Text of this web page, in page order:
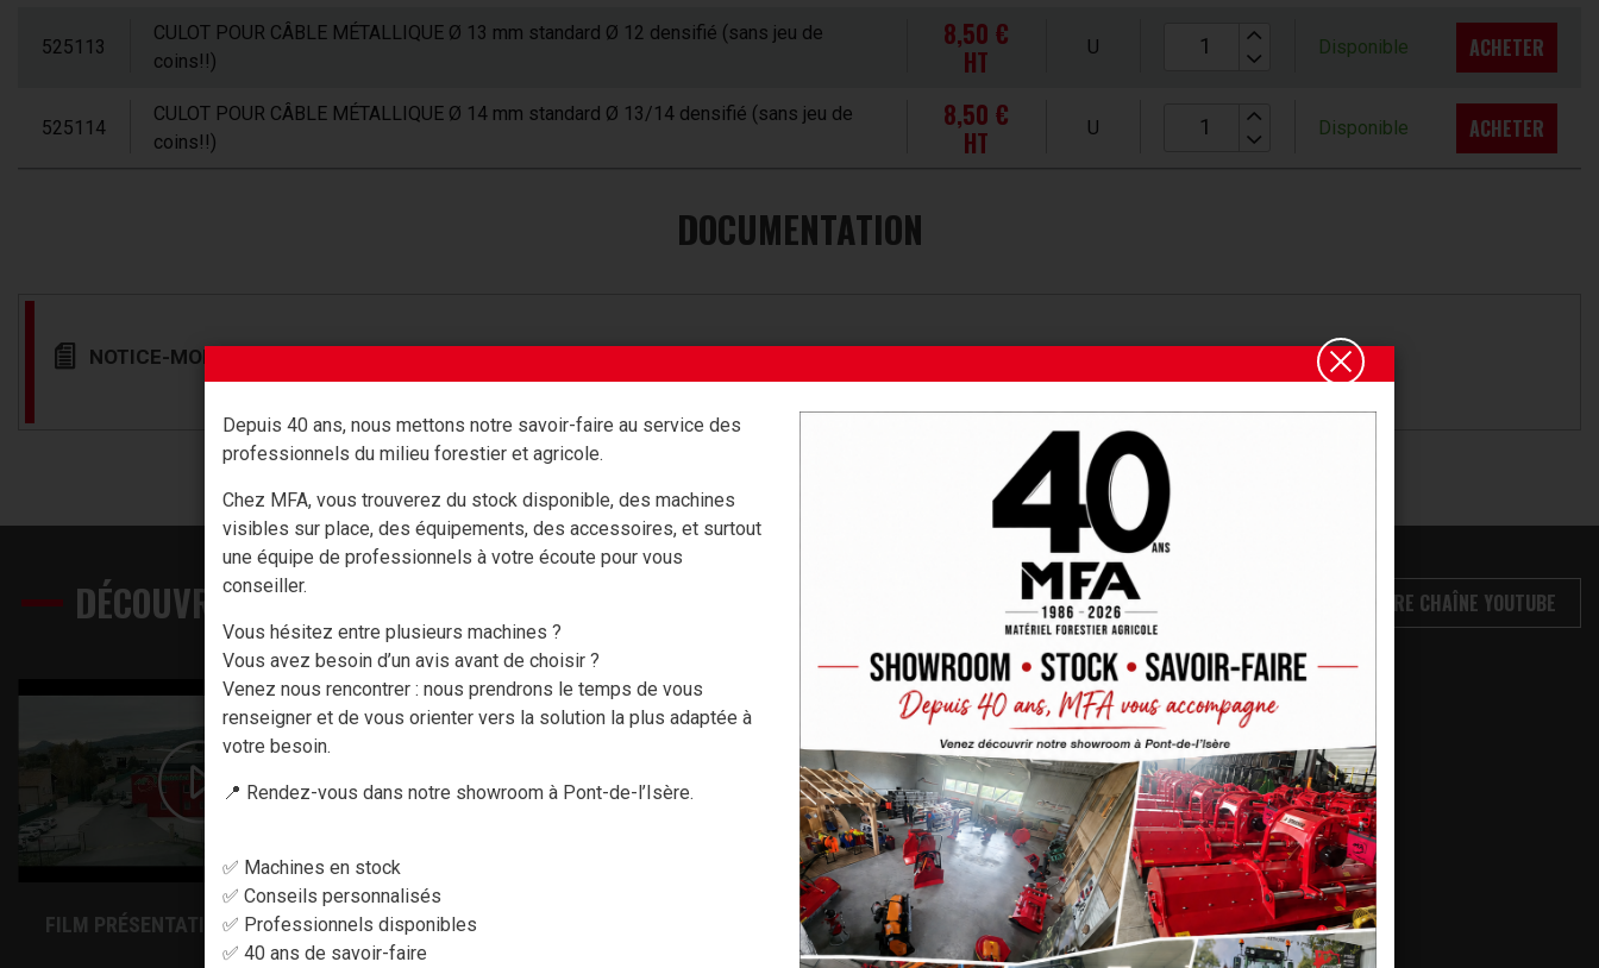
525113
CULOT POUR CÂBLE MÉTALLIQUE Ø 13 mm standard Ø 12 densifié (sans jeu de
coins!!)
8,50 €
HT
U Disponible ACHETER
525114
CULOT POUR CÂBLE MÉTALLIQUE Ø 14 mm standard Ø 13/14 densifié (sans jeu de
coins!!)
8,50 €
HT
U Disponible ACHETER
DOCUMENTATION
NOTICE-MONTAGE-DE-CULOT-COIN.PDF
DÉCOUVREZ NOS PRODUITS EN VIDÉO VOIR NOTRE CHAÎNE YOUTUBE
FILM PRÉSENTATION SOCIÉTÉ MFA
Depuis 40 ans, nous mettons notre savoir-faire au service des
professionnels du milieu forestier et agricole.
Chez MFA, vous trouverez du stock disponible, des machines
visibles sur place, des équipements, des accessoires, et surtout
une équipe de professionnels à votre écoute pour vous
conseiller.
Vous hésitez entre plusieurs machines ?
Vous avez besoin d’un avis avant de choisir ?
Venez nous rencontrer : nous prendrons le temps de vous
renseigner et de vous orienter vers la solution la plus adaptée à
votre besoin.
📍 Rendez-vous dans notre showroom à Pont-de-l’Isère.
✅ Machines en stock
✅ Conseils personnalisés
✅ Professionnels disponibles
✅ 40 ans de savoir-faire